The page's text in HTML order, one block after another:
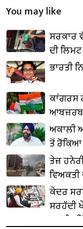
You may like
ਸਰਕਾਰ
ਦੀ
ਭਾਰਤੀ
ਕਾਂਗਰਸ
ਅਕਾਲੀ
ਤੋਂ ਰੋਕਿਆ
ਤੇਜ਼
ਕੇਂਦਰ
ਸਰਹੱਦੀ
ਭਗਵੰਤ